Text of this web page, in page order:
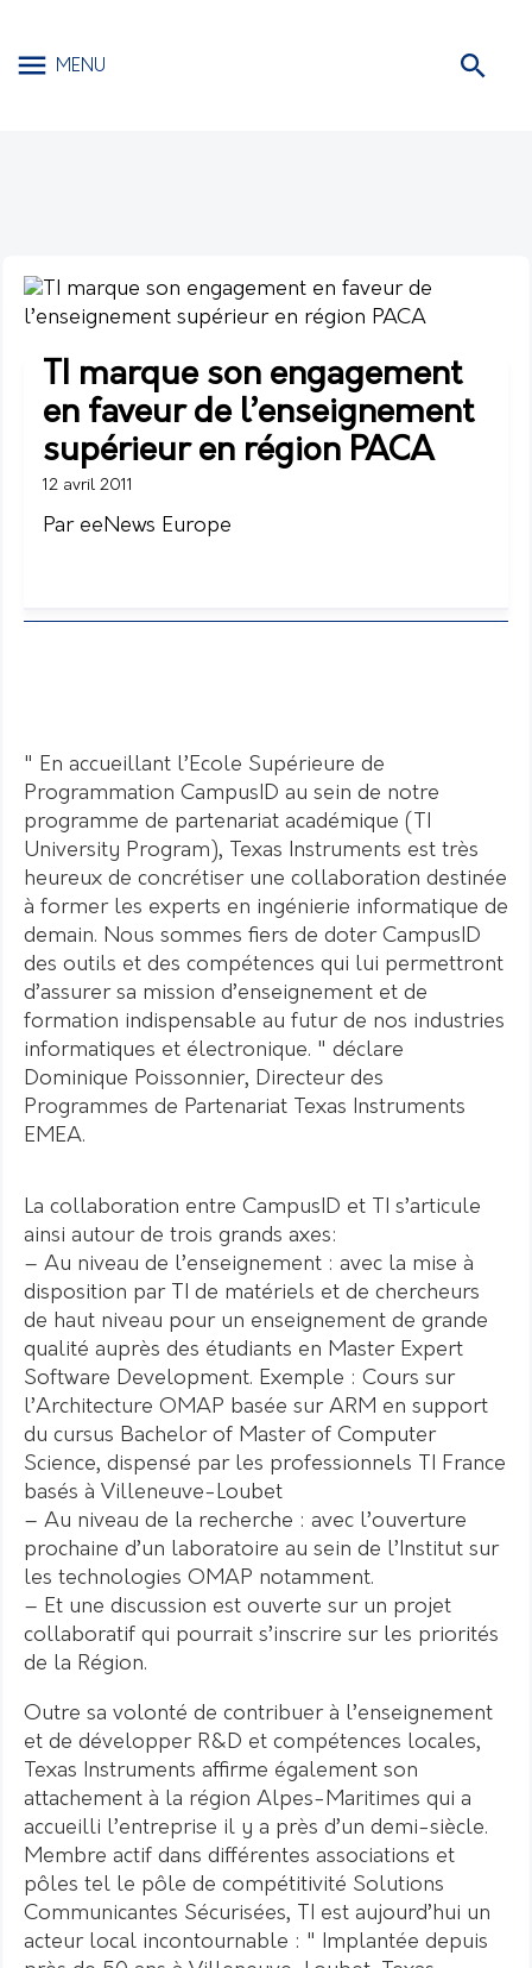
MENU
TI marque son engagement
en faveur de l’enseignement
supérieur en région PACA
12 avril 2011
Par eeNews Europe
" En accueillant l’Ecole Supérieure de
Programmation CampusID au sein de notre
programme de partenariat académique (TI
University Program), Texas Instruments est très
heureux de concrétiser une collaboration destinée
à former les experts en ingénierie informatique de
demain. Nous sommes fiers de doter CampusID
des outils et des compétences qui lui permettront
d’assurer sa mission d’enseignement et de
formation indispensable au futur de nos industries
informatiques et électronique. " déclare
Dominique Poissonnier, Directeur des
Programmes de Partenariat Texas Instruments
EMEA.
La collaboration entre CampusID et TI s’articule
ainsi autour de trois grands axes:
– Au niveau de l’enseignement : avec la mise à
disposition par TI de matériels et de chercheurs
de haut niveau pour un enseignement de grande
qualité auprès des étudiants en Master Expert
Software Development. Exemple : Cours sur
l’Architecture OMAP basée sur ARM en support
du cursus Bachelor of Master of Computer
Science, dispensé par les professionnels TI France
basés à Villeneuve-Loubet
– Au niveau de la recherche : avec l’ouverture
prochaine d’un laboratoire au sein de l’Institut sur
les technologies OMAP notamment.
– Et une discussion est ouverte sur un projet
collaboratif qui pourrait s’inscrire sur les priorités
de la Région.
Outre sa volonté de contribuer à l’enseignement
et de développer R&D et compétences locales,
Texas Instruments affirme également son
attachement à la région Alpes-Maritimes qui a
accueilli l’entreprise il y a près d’un demi-siècle.
Membre actif dans différentes associations et
pôles tel le pôle de compétitivité Solutions
Communicantes Sécurisées, TI est aujourd’hui un
acteur local incontournable : " Implantée depuis